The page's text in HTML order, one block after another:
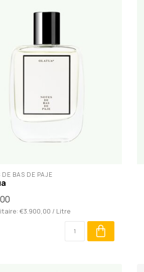
DE BAS DE PAJE
€3.900,00 / Litre